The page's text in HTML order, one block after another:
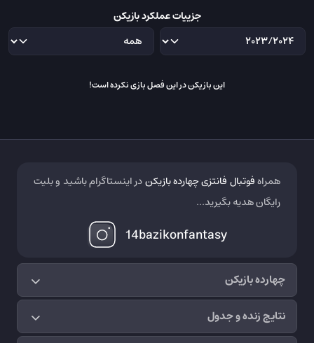
جزییات عملکرد بازیکن
این بازیکن در این فصل بازی نکرده است!
چهارده بازیکن
نتایج زنده و جدول
همراهفوتبال فانتزی چهارده بازیکندر اینستاگرام باشید و بلیت
رایگان هدیه بگیرید...
14bazikonfantasy